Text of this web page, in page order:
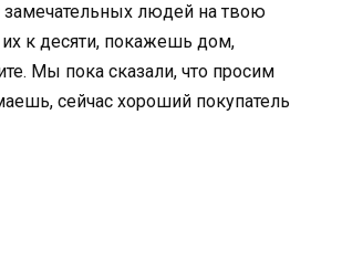
людей на твою
к десяти, покажешь дом,
Мы пока сказали, что просим
сейчас хороший покупатель